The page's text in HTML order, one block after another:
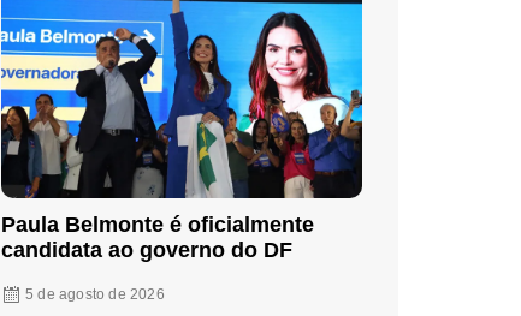
Paula Belmonte é oficialmente
candidata ao governo do DF
5 de agosto de 2026